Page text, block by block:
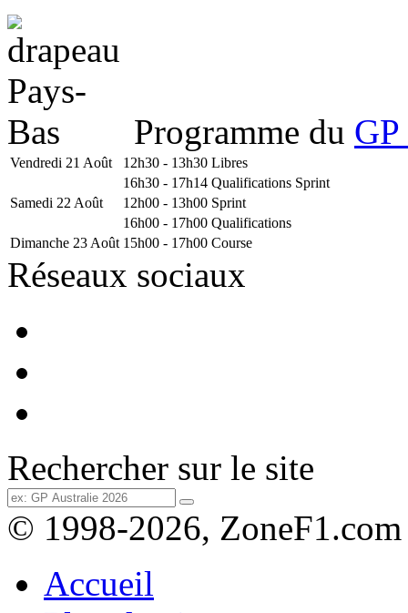
Programme du
Vendredi 21 Août 12h30 - 13h30 Libres
16h30 - 17h14 Qualifications Sprint
Samedi 22 Août
12h00 - 13h00 Sprint
16h00 - 17h00 Qualifications
Dimanche 23 Août 15h00 - 17h00 Course
Réseaux sociaux
Rechercher sur le site
© 1998-2026, ZoneF1.com
Accueil